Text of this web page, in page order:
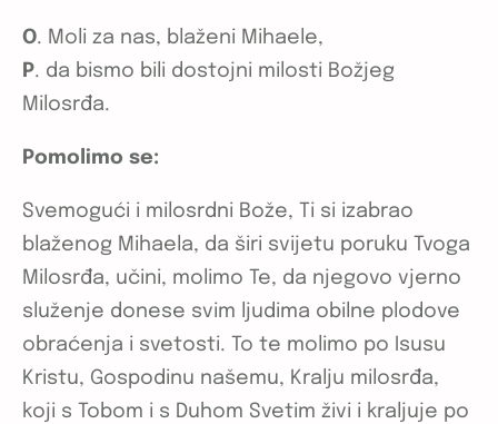
O. Moli za nas, blaženi Mihaele,
P. da bismo bili dostojni milosti Božjeg
Milosrđa.
Pomolimo se:
Svemogući i milosrdni Bože, Ti si izabrao
blaženog Mihaela, da širi svijetu poruku Tvoga
Milosrđa, učini, molimo Te, da njegovo vjerno
služenje donese svim ljudima obilne plodove
obraćenja i svetosti. To te molimo po Isusu
Kristu, Gospodinu našemu, Kralju milosrđa,
koji s Tobom i s Duhom Svetim živi i kraljuje po